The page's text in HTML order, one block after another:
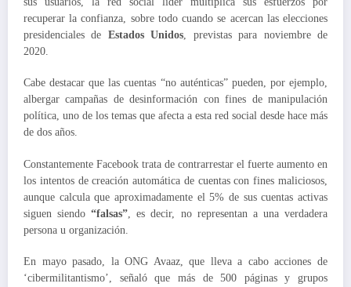
recuperar la confianza, sobre todo cuando se acercan las elecciones
presidenciales de Estados Unidos, previstas para noviembre de
2020.
Cabe destacar que las cuentas “no auténticas” pueden, por ejemplo,
albergar campañas de desinformación con fines de manipulación
política, uno de los temas que afecta a esta red social desde hace más
de dos años.
Constantemente Facebook trata de contrarrestar el fuerte aumento en
los intentos de creación automática de cuentas con fines maliciosos,
aunque calcula que aproximadamente el 5% de sus cuentas activas
siguen siendo“falsas” , es decir, no representan a una verdadera
persona u organización.
En mayo pasado, la ONG Avaaz, que lleva a cabo acciones de
‘cibermilitantismo’, señaló que más de 500 páginas y grupos